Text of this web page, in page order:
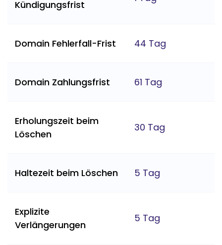
Kündigungsfrist
Domain Fehlerfall-Frist 44 Tag
Domain Zahlungsfrist 61 Tag
Erholungszeit beim
Löschen
30 Tag
Haltezeit beim Löschen 5 Tag
Explizite
Verlängerungen
5 Tag